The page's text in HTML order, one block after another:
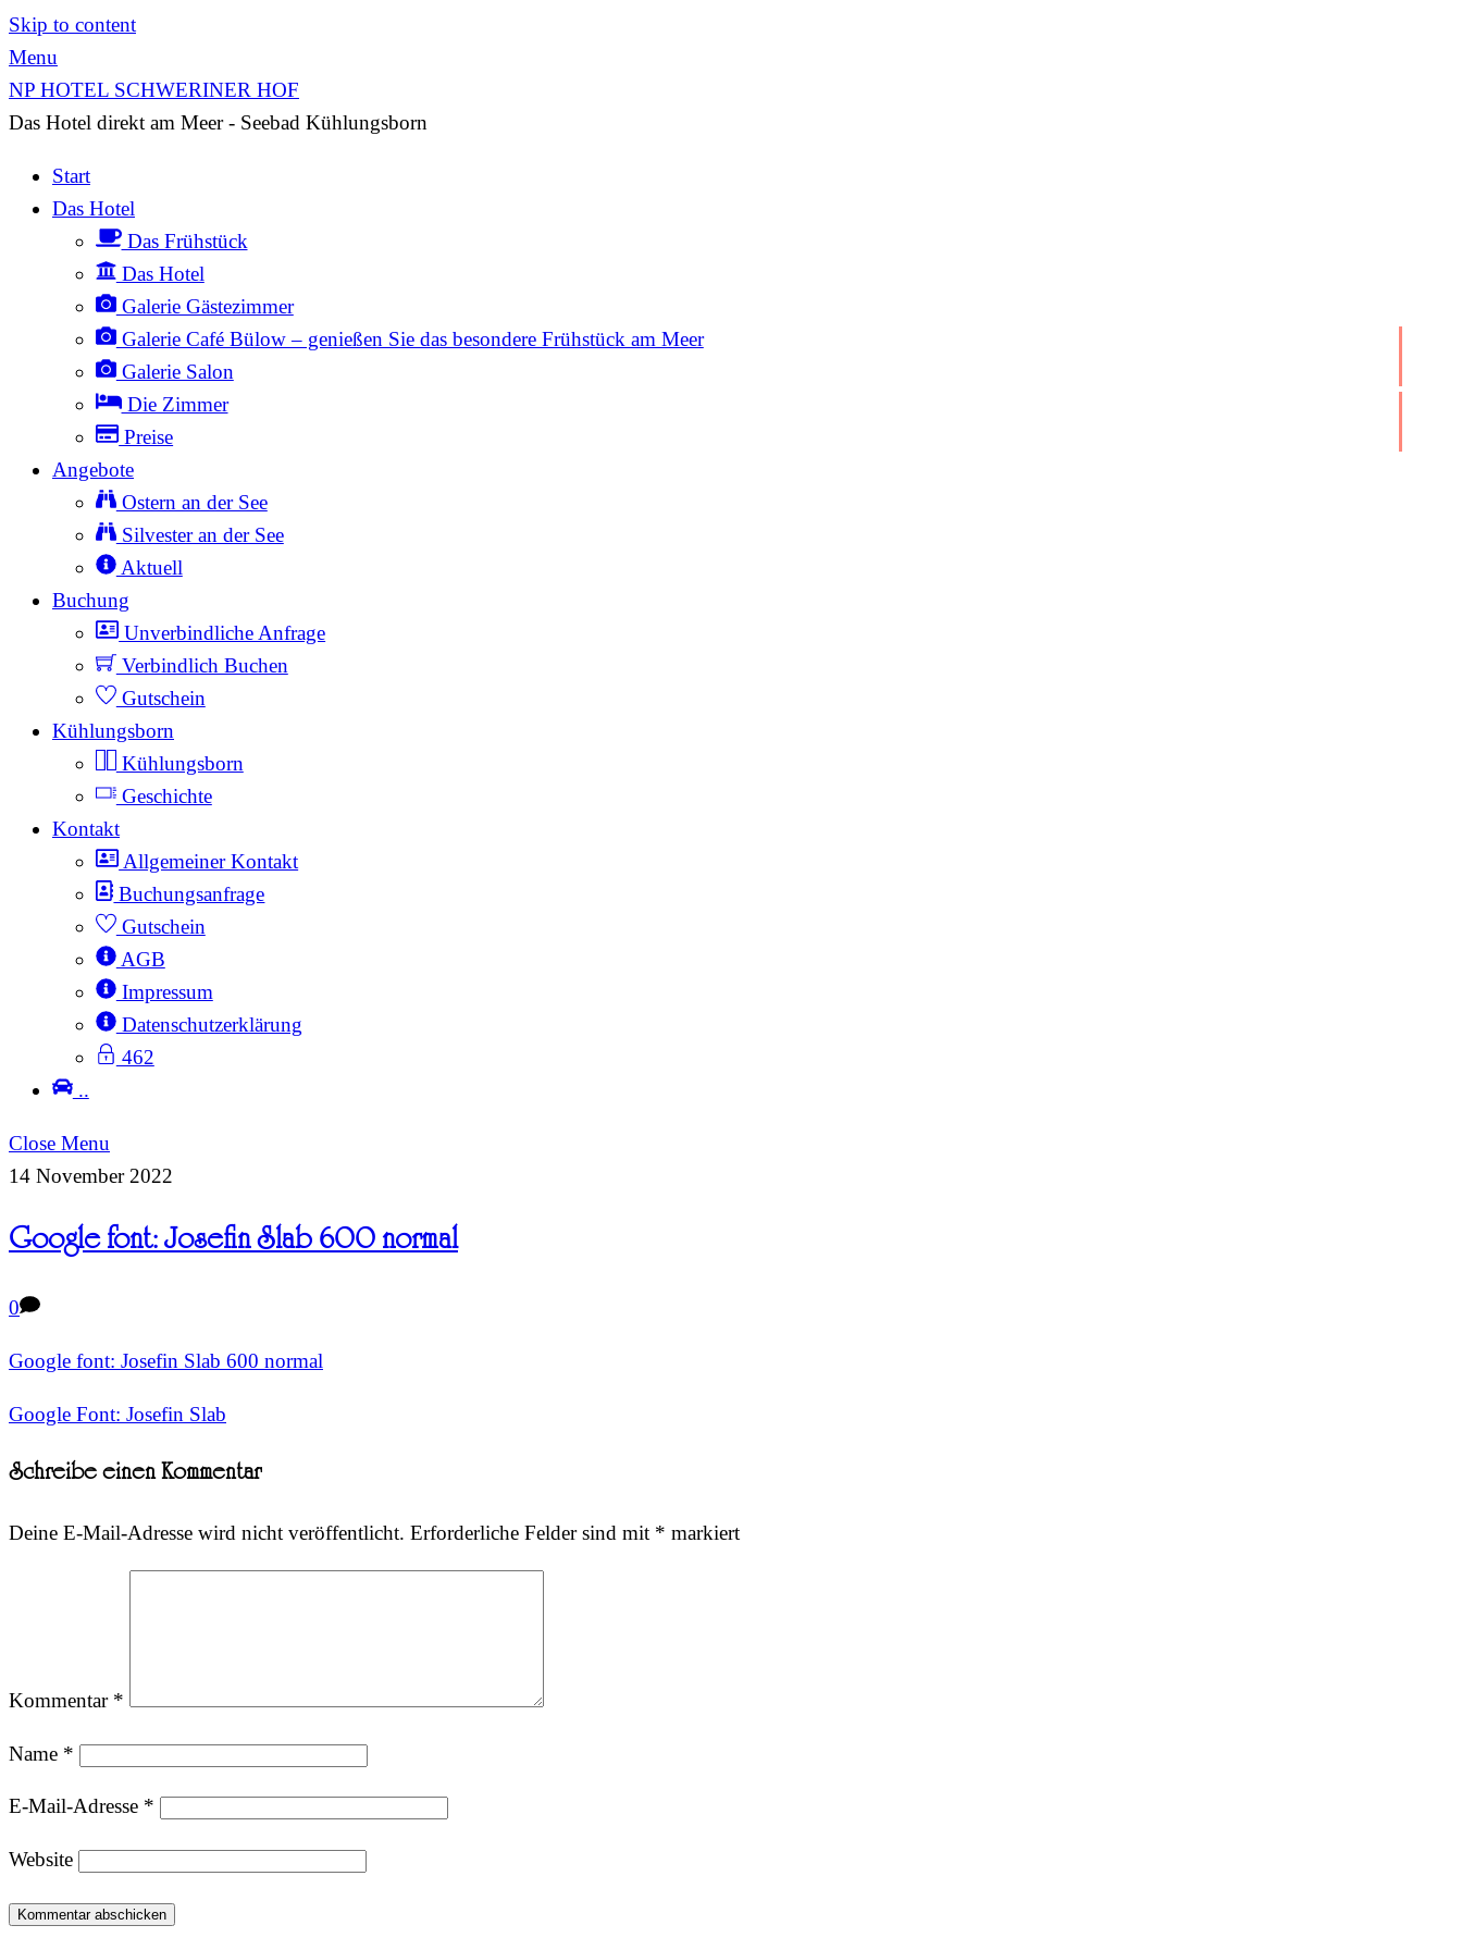
Skip to content
Menu
NP HOTEL SCHWERINER HOF
Das Hotel direkt am Meer - Seebad Kühlungsborn
Start
Das Hotel
Das Frühstück
Das Hotel
Galerie Gästezimmer
Galerie Café Bülow – genießen Sie das besondere Frühstück am Meer
Galerie Salon
Die Zimmer
Preise
Angebote
Ostern an der See
Silvester an der See
Aktuell
Buchung
Unverbindliche Anfrage
Verbindlich Buchen
Gutschein
Kühlungsborn
Kühlungsborn
Geschichte
Kontakt
Allgemeiner Kontakt
Buchungsanfrage
Gutschein
AGB
Impressum
Datenschutzerklärung
462
..
Close Menu
14 November 2022
Google font: Josefin Slab 600 normal
0
Google font: Josefin Slab 600 normal
Google Font: Josefin Slab
Schreibe einen Kommentar
Deine E-Mail-Adresse wird nicht veröffentlicht. Erforderliche Felder sind mit * markiert
Kommentar *
Name *
E-Mail-Adresse *
Website